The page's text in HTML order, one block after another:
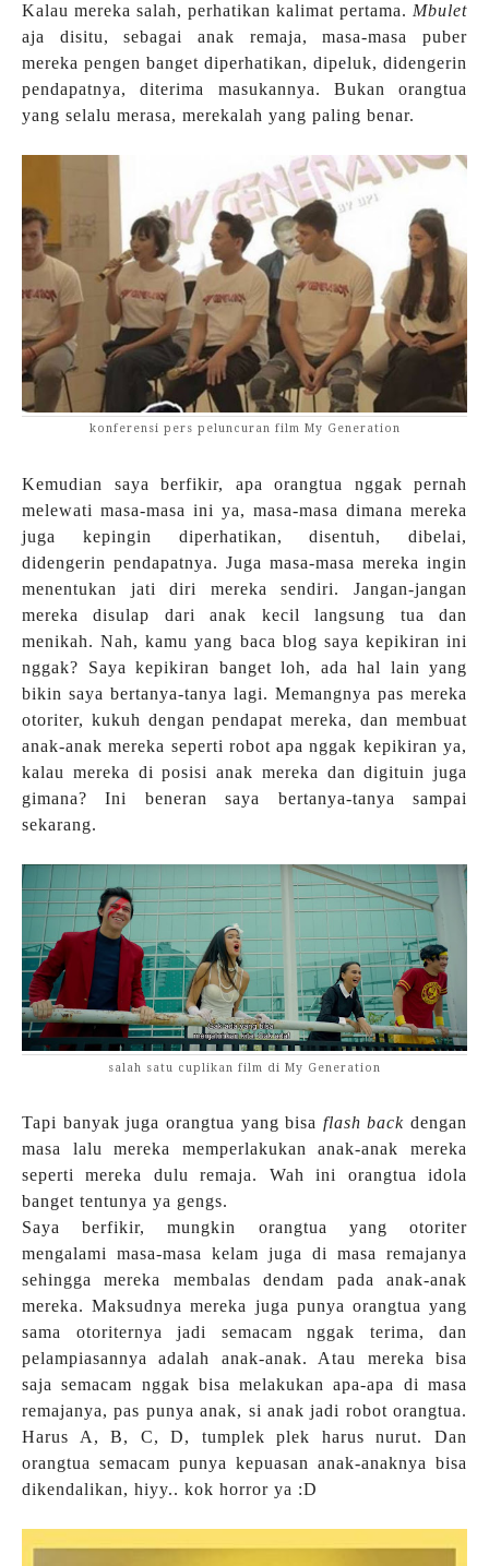
Kalau mereka salah, perhatikan kalimat pertama. Mbulet
aja disitu, sebagai anak remaja, masa-masa puber
mereka pengen banget diperhatikan, dipeluk, didengerin
pendapatnya, diterima masukannya. Bukan orangtua
yang selalu merasa, merekalah yang paling benar.
konferensi pers peluncuran film My Generation
Kemudian saya berfikir, apa orangtua nggak pernah
melewati masa-masa ini ya, masa-masa dimana mereka
juga kepingin diperhatikan, disentuh, dibelai,
didengerin pendapatnya. Juga masa-masa mereka ingin
menentukan jati diri mereka sendiri. Jangan-jangan
mereka disulap dari anak kecil langsung tua dan
menikah. Nah, kamu yang baca blog saya kepikiran ini
nggak? Saya kepikiran banget loh, ada hal lain yang
bikin saya bertanya-tanya lagi. Memangnya pas mereka
otoriter, kukuh dengan pendapat mereka, dan membuat
anak-anak mereka seperti robot apa nggak kepikiran ya,
kalau mereka di posisi anak mereka dan digituin juga
gimana? Ini beneran saya bertanya-tanya sampai
sekarang.
salah satu cuplikan film di My Generation
Tapi banyak juga orangtua yang bisa flash back dengan
masa lalu mereka memperlakukan anak-anak mereka
seperti mereka dulu remaja. Wah ini orangtua idola
banget tentunya ya gengs.
Saya berfikir, mungkin orangtua yang otoriter
mengalami masa-masa kelam juga di masa remajanya
sehingga mereka membalas dendam pada anak-anak
mereka. Maksudnya mereka juga punya orangtua yang
sama otoriternya jadi semacam nggak terima, dan
pelampiasannya adalah anak-anak. Atau mereka bisa
saja semacam nggak bisa melakukan apa-apa di masa
remajanya, pas punya anak, si anak jadi robot orangtua.
Harus A, B, C, D, tumplek plek harus nurut. Dan
orangtua semacam punya kepuasan anak-anaknya bisa
dikendalikan, hiyy.. kok horror ya :D